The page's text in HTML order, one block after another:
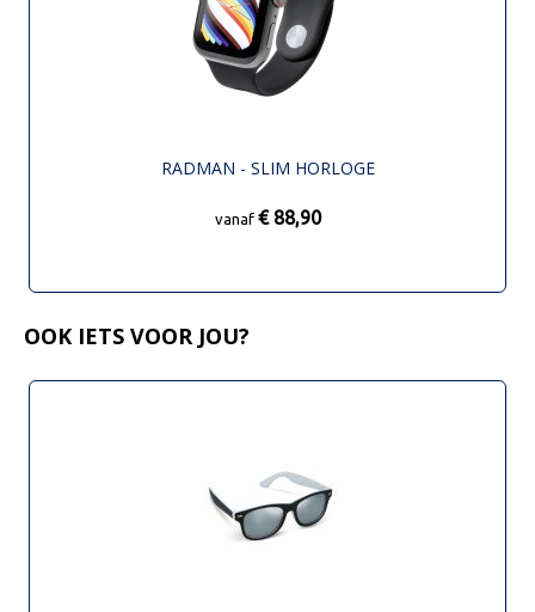
RADMAN - SLIM HORLOGE
vanaf € 88,90
OOK IETS VOOR JOU?